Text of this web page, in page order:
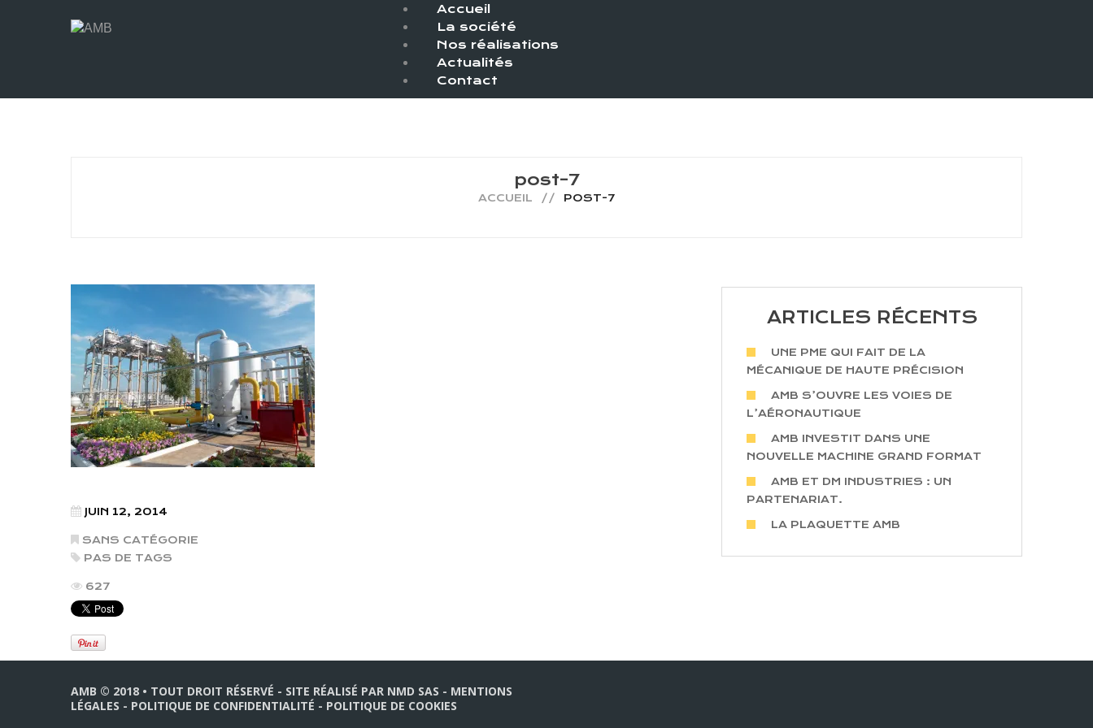
Accueil
La société
Nos réalisations
Actualités
Contact
post-7
ACCUEIL POST-7
JUIN 12, 2014
SANS CATÉGORIE
PAS DE TAGS
627
ARTICLES RÉCENTS
UNE PME QUI FAIT DE LA
MÉCANIQUE DE HAUTE PRÉCISION
AMB S’OUVRE LES VOIES DE
L’AÉRONAUTIQUE
AMB INVESTIT DANS UNE
NOUVELLE MACHINE GRAND FORMAT
AMB ET DM INDUSTRIES : UN
PARTENARIAT.
LA PLAQUETTE AMB
AMB © 2018 • TOUT DROIT RÉSERVÉ - SITE RÉALISÉ PAR NMD SAS - MENTIONS
LÉGALES - POLITIQUE DE CONFIDENTIALITÉ - POLITIQUE DE COOKIES